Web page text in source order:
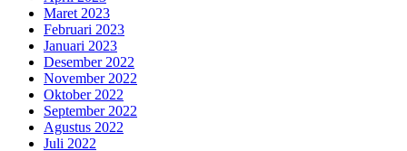
Maret 2023
Februari 2023
Januari 2023
Desember 2022
November 2022
Oktober 2022
September 2022
Agustus 2022
Juli 2022